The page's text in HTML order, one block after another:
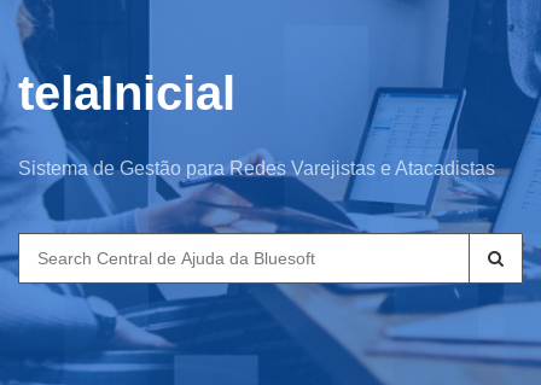
telaInicial
Sistema de Gestão para Redes Varejistas e Atacadistas
Search
for: